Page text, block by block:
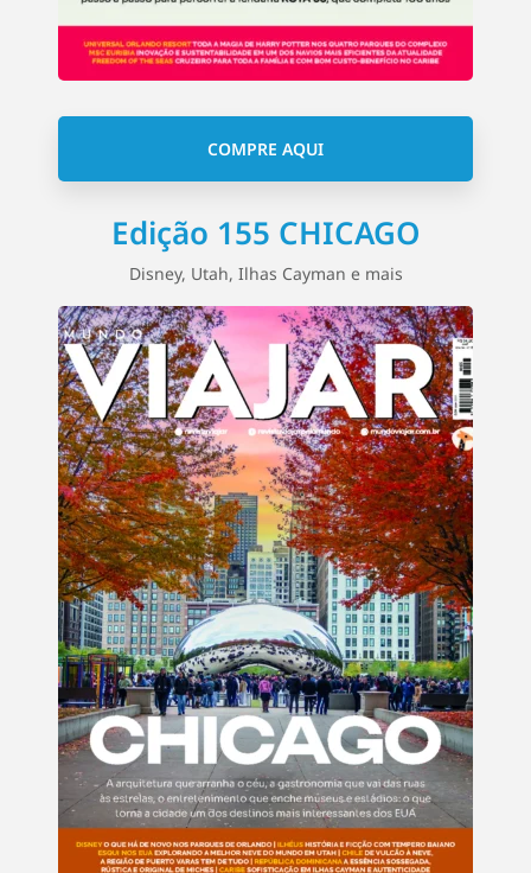
COMPRE AQUI
Edição 155 CHICAGO
Disney, Utah, Ilhas Cayman e mais